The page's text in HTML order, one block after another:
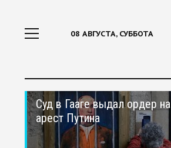
08 АВГУСТА, СУББОТА
Суд в Гааге выдал ордер на
арест Путина